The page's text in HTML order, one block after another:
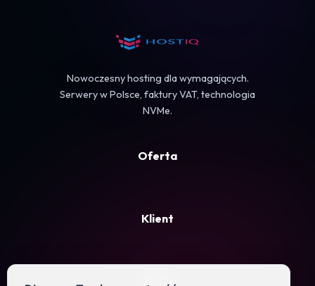
Nowoczesny hosting dla wymagających.
Serwery w Polsce, faktury VAT, technologia
NVMe.
Oferta
Klient
Firma